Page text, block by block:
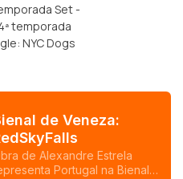
Set -
temporada
NYC Dogs
de Veneza:
de Alexandre Estrela
Portugal na Bienal